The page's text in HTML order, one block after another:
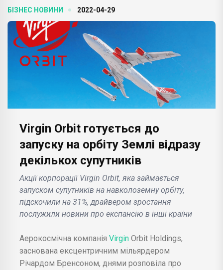
БІЗНЕС НОВИНИ 2022-04-29
Virgin Orbit готується до
запуску на орбіту Землі відразу
декількох супутників
Акції корпорації Virgin Orbit, яка займається
запуском супутників на навколоземну орбіту,
підскочили на 31%, драйвером зростання
послужили новини про експансію в інші країни
Аерокосмічна компанія Virgin Orbit Holdings,
заснована ексцентричним мільярдером
Річардом Бренсоном, днями розповіла про